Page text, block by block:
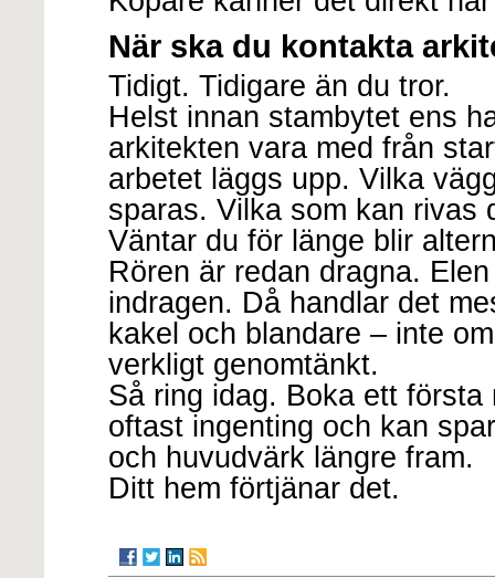
När ska du kontakta
Tidigt. Tidigare än du tror.
Helst innan stambytet ens
arkitekten vara med från
arbetet läggs upp. Vilka
sparas. Vilka som kan rivas
Väntar du för länge blir
Rören är redan dragna.
indragen. Då handlar det
kakel och blandare – inte
verkligt genomtänkt.
Så ring idag. Boka ett
oftast ingenting och kan
och huvudvärk längre fram.
Ditt hem förtjänar det.